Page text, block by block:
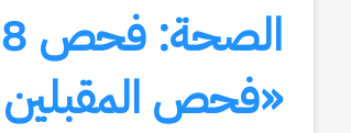
«فحص المقبلين